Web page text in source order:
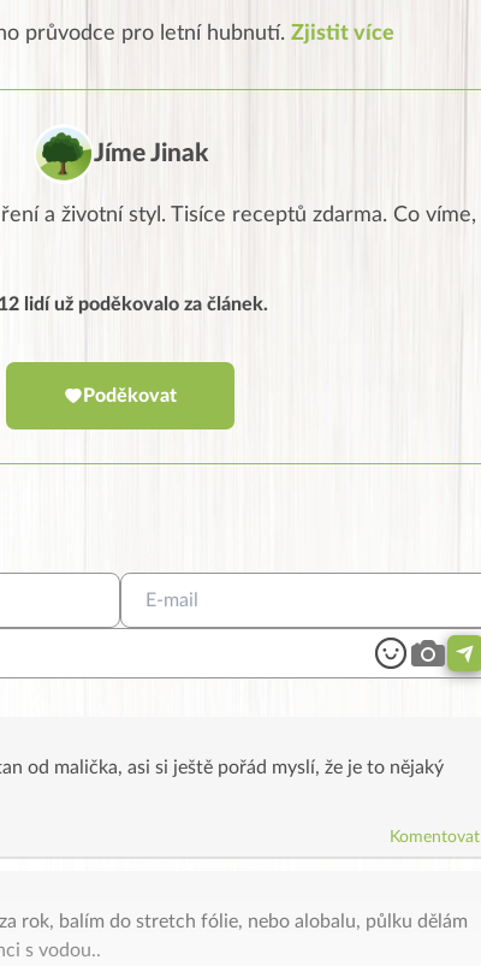
průvodce pro letní hubnutí. Zjistit více
Jíme Jinak
a životní styl. Tisíce receptů zdarma. Co víme,
12 lidí už poděkovalo za článek.
Poděkovat
od malička, asi si ještě pořád myslí, že je to nějaký
Komentovat
rok, balím do stretch fólie, nebo alobalu, půlku dělám
s vodou..